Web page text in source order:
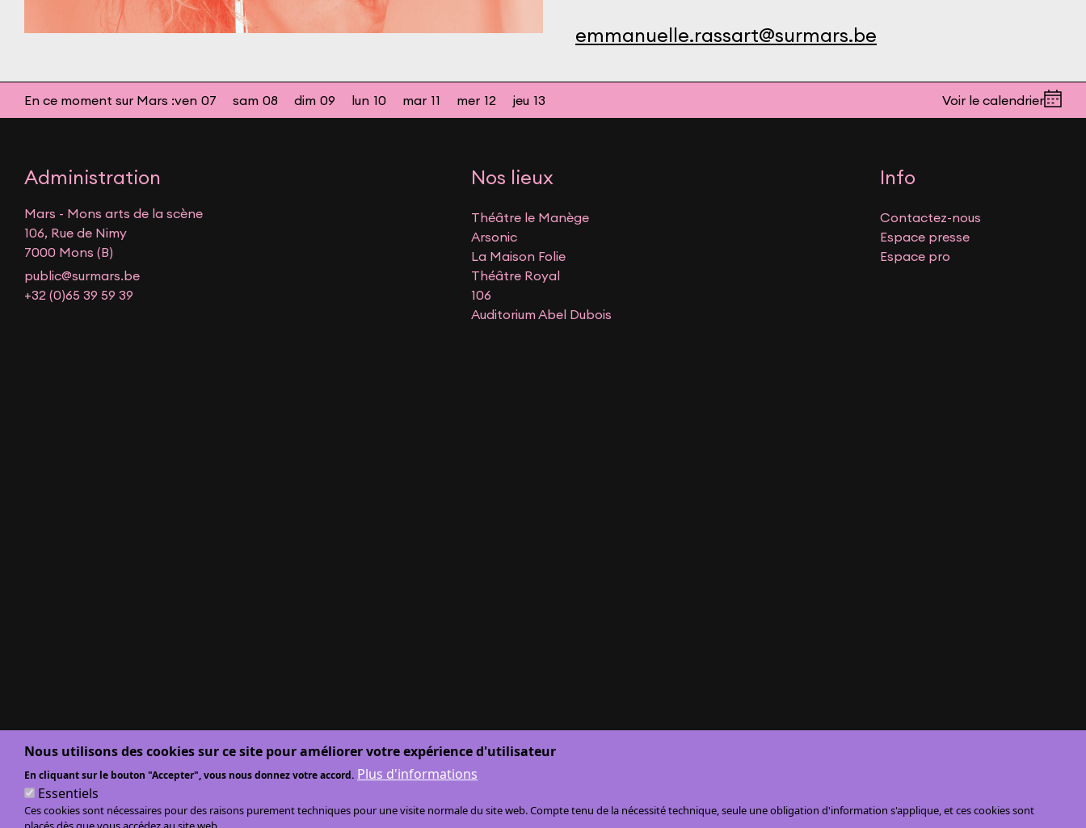
emmanuelle.rassart@surmars.be
En ce moment sur Mars :ven 07 sam 08 dim 09 lun 10 mar 11 mer 12 jeu 13 Voir le calendrier
Administration
Mars - Mons arts de la scène
106, Rue de Nimy
7000 Mons (B)
public@surmars.be
+32 (0)65 39 59 39
Nos lieux
Théâtre le Manège
Arsonic
La Maison Folie
Théâtre Royal
106
Auditorium Abel Dubois
Info
Contactez-nous
Espace presse
Espace pro
Nous utilisons des cookies sur ce site pour améliorer votre expérience d'utilisateur
En cliquant sur le bouton "Accepter", vous nous donnez votre accord. Plus d'informations
Essentiels
Ces cookies sont nécessaires pour des raisons purement techniques pour une visite normale du site web. Compte tenu de la nécessité technique, seule une obligation d'information s'applique, et ces cookies sont